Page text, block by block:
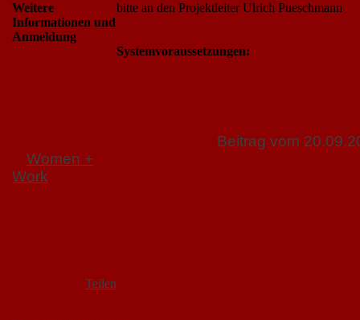
Weitere
Informationen und
Anmeldung
bitte an den Projektleiter Ulrich Pueschmann
Systemvoraussetzungen:
Women +
Work
Beitrag vom
Teilen